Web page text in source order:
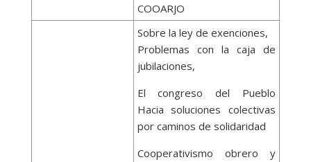
COOARJO
Sobre la ley de exenciones,
Problemas con la caja de
jubilaciones,
El congreso del Pueblo
Hacia soluciones colectivas
por caminos de solidaridad
Cooperativismo obrero y